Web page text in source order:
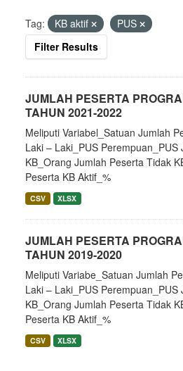
Tag: KB aktif
PUS
Filter Results
JUMLAH PESERTA
TAHUN 2021-2022
Meliputi Variabel_Satuan Jumlah
Laki – Laki_PUS Perempuan_PUS
KB_Orang Jumlah Peserta Tidak
Peserta KB Aktif_%
CSV XLSX
JUMLAH PESERTA
TAHUN 2019-2020
Meliputi Variabe_Satuan Jumlah
Laki – Laki_PUS Perempuan_PUS
KB_Orang Jumlah Peserta Tidak
Peserta KB Aktif_%
CSV XLSX